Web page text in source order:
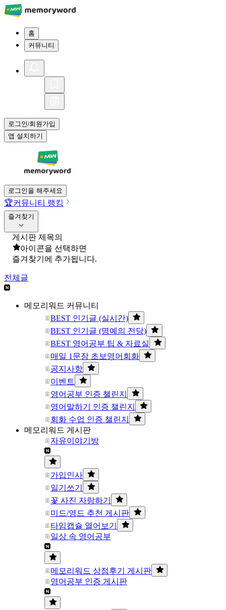
홈
커뮤니티
로그인/회원가입
앱 설치하기
로그인을 해주세요
🏆커뮤니티 랭킹
즐겨찾기
게시판 제목의
아이콘을 선택하면
즐겨찾기에 추가됩니다.
전체글
메모리워드 커뮤니티
BEST 인기글 (실시간)
BEST 인기글 (명예의 전당)
BEST 영어공부 팁 & 자료실
매일 1문장 초보영어회화
공지사항
이벤트
영어공부 인증 챌린지
영어말하기 인증 챌린지
회화 수업 인증 챌린지
메모리워드 게시판
자유이야기방
가입인사
일기쓰기
꽃 사진 자랑하기
미드/영드 추천 게시판
타임캡슐 열어보기
일상 속 영어공부
메모리워드 상점후기 게시판
영어공부 인증 게시판